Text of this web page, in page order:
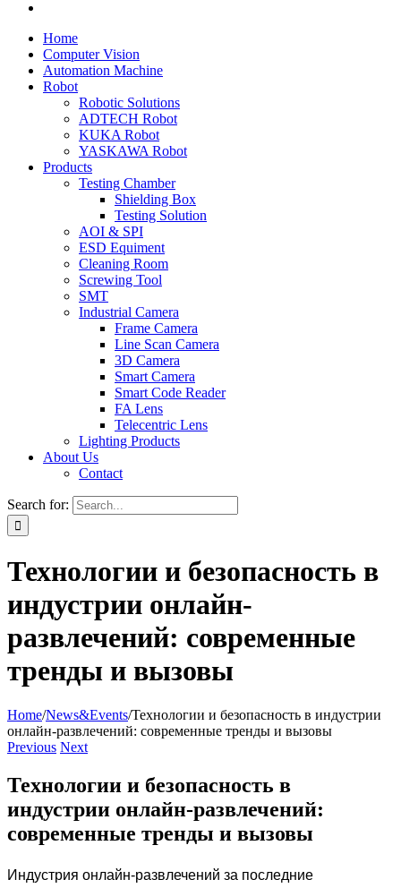
Home
Computer Vision
Automation Machine
Robot
Robotic Solutions
ADTECH Robot
KUKA Robot
YASKAWA Robot
Products
Testing Chamber
Shielding Box
Testing Solution
AOI & SPI
ESD Equiment
Cleaning Room
Screwing Tool
SMT
Industrial Camera
Frame Camera
Line Scan Camera
3D Camera
Smart Camera
Smart Code Reader
FA Lens
Telecentric Lens
Lighting Products
About Us
Contact
Search for:
Технологии и безопасность в
индустрии онлайн-
развлечений: современные
тренды и вызовы
Home/News&Events/Технологии и безопасность в индустрии
онлайн-развлечений: современные тренды и вызовы
Previous Next
Технологии и безопасность в
индустрии онлайн-развлечений:
современные тренды и вызовы
Индустрия онлайн-развлечений за последние